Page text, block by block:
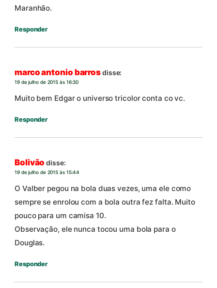
Maranhão.
Responder
marco antonio barrosdisse:
19 de julho de 2015 às 16:30
Muito bem Edgar o universo tricolor conta co vc.
Responder
Bolivão disse:
19 de julho de 2015 às 15:44
O Valber pegou na bola duas vezes, uma ele como
sempre se enrolou com a bola outra fez falta. Muito
pouco para um camisa 10.
Observação, ele nunca tocou uma bola para o
Douglas.
Responder